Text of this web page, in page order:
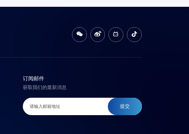
订阅邮件
获取我们的最新消息
提交